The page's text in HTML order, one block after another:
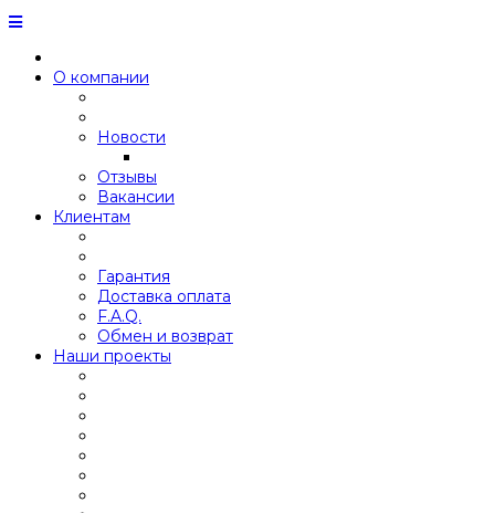
О компании
Новости
Отзывы
Вакансии
Клиентам
Гарантия
Доставка оплата
F.A.Q.
Обмен и возврат
Наши проекты